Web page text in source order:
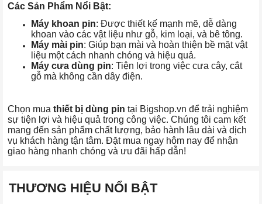
Các Sản Phẩm Nổi Bật:
Máy khoan pin: Được thiết kế mạnh mẽ, dễ dàng
khoan vào các vật liệu như gỗ, kim loại, và bê tông.
Máy mài pin: Giúp bạn mài và hoàn thiện bề mặt vật
liệu một cách nhanh chóng và hiệu quả.
Máy cưa dùng pin: Tiện lợi trong việc cưa cây, cắt
gỗ mà không cần dây điện.
Chọn mua thiết bị dùng pin tại Bigshop.vn để trải nghiệm
sự tiện lợi và hiệu quả trong công việc. Chúng tôi cam kết
mang đến sản phẩm chất lượng, bảo hành lâu dài và dịch
vụ khách hàng tận tâm. Đặt mua ngay hôm nay để nhận
giao hàng nhanh chóng và ưu đãi hấp dẫn!
THƯƠNG HIỆU NỔI BẬT